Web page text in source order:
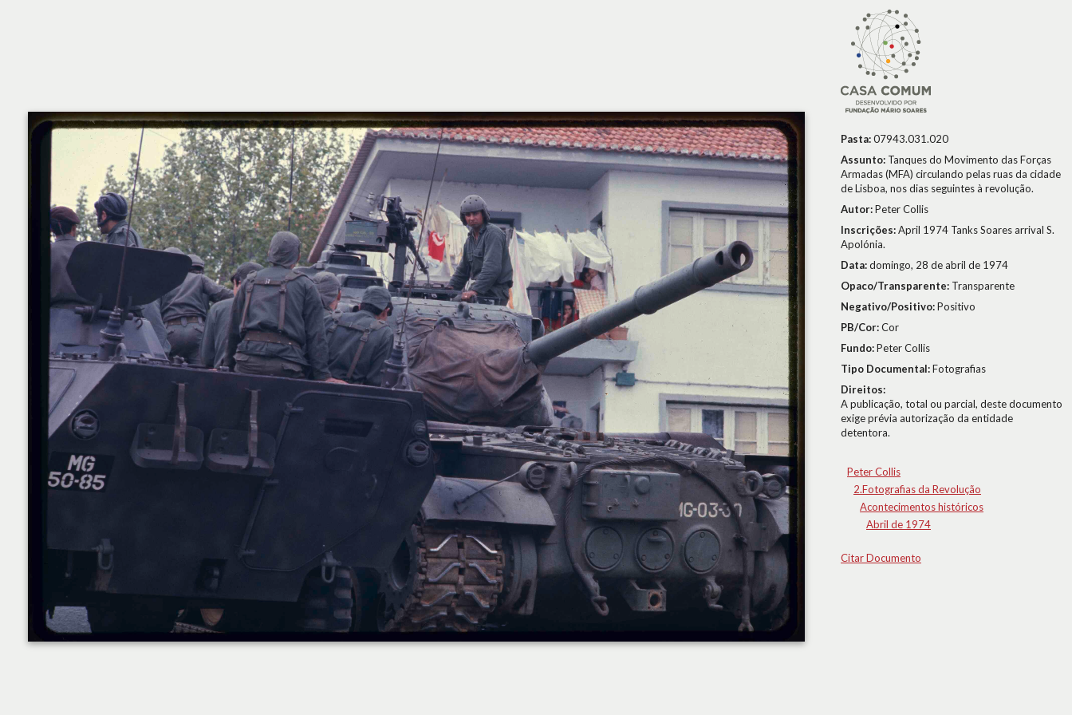
Pasta:07943.031.020
Assunto: Tanques do Movimento das Forças
Armadas (MFA) circulando pelas ruas da cidade
de Lisboa, nos dias seguintes à revolução.
Autor:Peter Collis
Inscrições:April 1974 Tanks Soares arrival S.
Apolónia.
Data:domingo, 28 de abril de 1974
Opaco/Transparente: Transparente
Negativo/Positivo:Positivo
PB/Cor:Cor
Fundo:Peter Collis
Tipo Documental:Fotografias
Direitos:
A publicação, total ou parcial, deste documento
exige prévia autorização da entidade
detentora.
Peter Collis
2.Fotografias da Revolução
Acontecimentos históricos
Abril de 1974
Citar Documento